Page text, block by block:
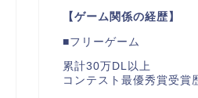
【ゲーム関係の経歴】
■フリーゲーム
累計30万DL以上
コンテスト最優秀賞受賞